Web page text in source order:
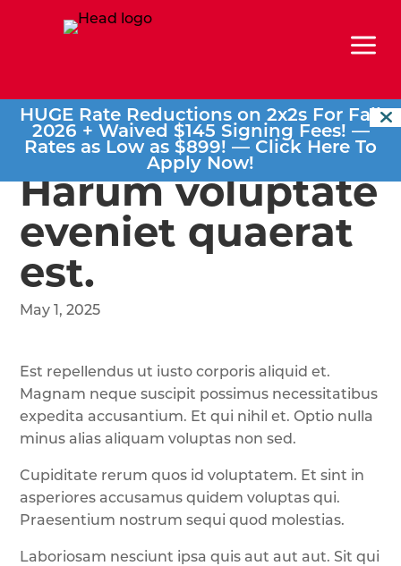
a
HUGE Rate Reductions on 2x2s For Fall
2026 + Waived $145 Signing Fees! —
Rates as Low as $899! — Click Here To
Apply Now!
Harum voluptate
eveniet quaerat
est.
May 1, 2025
Est repellendus ut iusto corporis aliquid et.
Magnam neque suscipit possimus necessitatibus
expedita accusantium. Et qui nihil et. Optio nulla
minus alias aliquam voluptas non sed.
Cupiditate rerum quos id voluptatem. Et sint in
asperiores accusamus quidem voluptas qui.
Praesentium nostrum sequi quod molestias.
Laboriosam nesciunt ipsa quis aut aut aut. Sit qui